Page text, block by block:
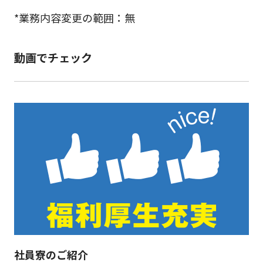
*業務内容変更の範囲：無
動画でチェック
社員寮のご紹介